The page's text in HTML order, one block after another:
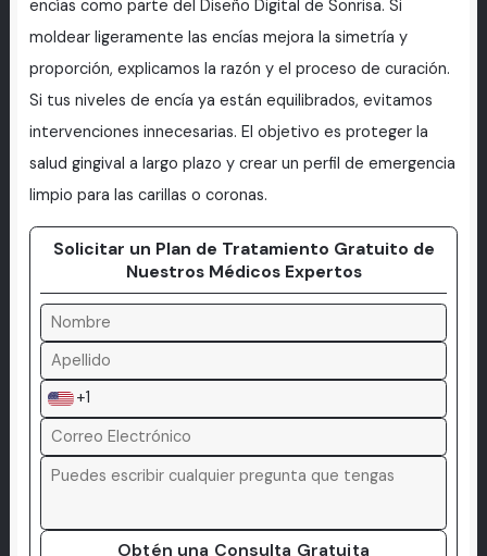
encías como parte del Diseño Digital de Sonrisa. Si
moldear ligeramente las encías mejora la simetría y
proporción, explicamos la razón y el proceso de curación.
Si tus niveles de encía ya están equilibrados, evitamos
intervenciones innecesarias. El objetivo es proteger la
salud gingival a largo plazo y crear un perfil de emergencia
limpio para las carillas o coronas.
Solicitar un Plan de Tratamiento Gratuito de
Nuestros Médicos Expertos
+1
Obtén una Consulta Gratuita